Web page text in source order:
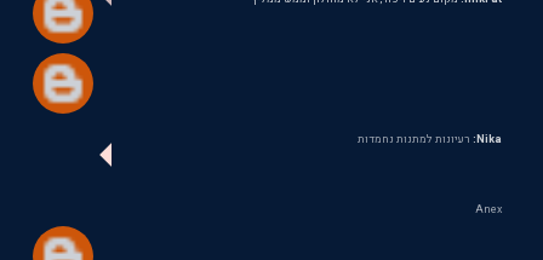
Nika: רעיונות למתנות נחמדות
Anex